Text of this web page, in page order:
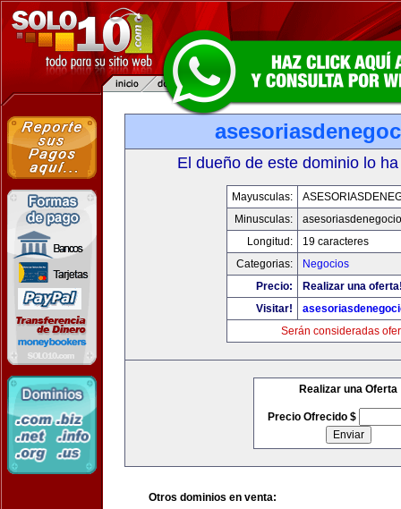
El dueño de este dominio lo
Mayusculas:
Minusculas:
Longitud:
19 caracteres
Categorias:
Negocios
Precio:
Realizar una
Visitar!
Serán consideradas
Realizar una Oferta
Precio Ofrecido $
Otros dominios en venta: